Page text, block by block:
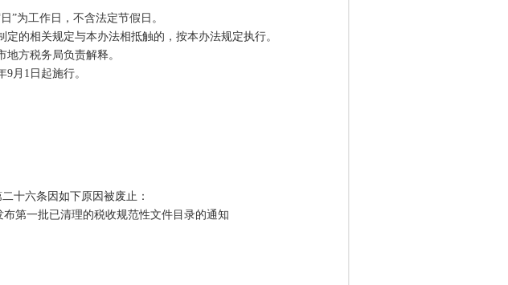
为工作日，不含法定节假日。
的相关规定与本办法相抵触的，按本办法规定执行。
方税务局负责解释。
月1日起施行。
十六条因如下原因被废止：
第一批已清理的税收规范性文件目录的通知